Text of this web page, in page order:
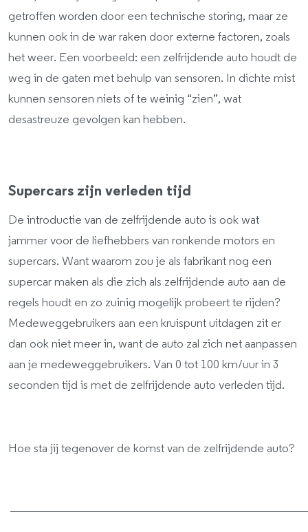
getroffen worden door een technische storing, maar ze
kunnen ook in de war raken door externe factoren, zoals
het weer. Een voorbeeld: een zelfrijdende auto houdt de
weg in de gaten met behulp van sensoren. In dichte mist
kunnen sensoren niets of te weinig “zien”, wat
desastreuze gevolgen kan hebben.
Supercars zijn verleden tijd
De introductie van de zelfrijdende auto is ook wat
jammer voor de liefhebbers van ronkende motors en
supercars. Want waarom zou je als fabrikant nog een
supercar maken als die zich als zelfrijdende auto aan de
regels houdt en zo zuinig mogelijk probeert te rijden?
Medeweggebruikers aan een kruispunt uitdagen zit er
dan ook niet meer in, want de auto zal zich net aanpassen
aan je medeweggebruikers. Van 0 tot 100 km/uur in 3
seconden tijd is met de zelfrijdende auto verleden tijd.
Hoe sta jij tegenover de komst van de zelfrijdende auto?